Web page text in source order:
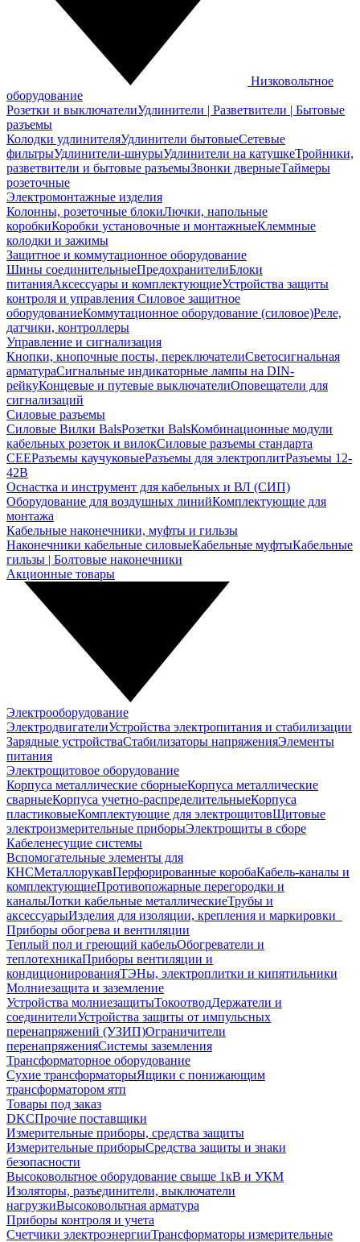
Низковольтное
оборудование
Розетки и выключателиУдлинители | Разветвители | Бытовые
разъемы
Колодки удлинителяУдлинители бытовыеСетевые
фильтрыУдлинители-шнурыУдлинители на катушкеТройники,
разветвители и бытовые разъемыЗвонки дверныеТаймеры
розеточные
Электромонтажные изделия
Колонны, розеточные блокиЛючки, напольные
коробкиКоробки установочные и монтажныеКлеммные
колодки и зажимы
Защитное и коммутационное оборудование
Шины соединительныеПредохранителиБлоки
питанияАксессуары и комплектующиеУстройства защиты
контроля и управления Силовое защитное
оборудованиеКоммутационное оборудование (силовое)Реле,
датчики, контроллеры
Управление и сигнализация
Кнопки, кнопочные посты, переключателиСветосигнальная
арматураСигнальные индикаторные лампы на DIN-
рейкуКонцевые и путевые выключателиОповещатели для
сигнализаций
Силовые разъемы
Силовые Вилки BalsРозетки BalsКомбинационные модули
кабельных розеток и вилокСиловые разъемы стандарта
CEEРазъемы каучуковыеРазъемы для электроплитРазъемы 12-
42В
Оснастка и инструмент для кабельных и ВЛ (СИП)
Оборудование для воздушных линийКомплектующие для
монтажа
Кабельные наконечники, муфты и гильзы
Наконечники кабельные силовыеКабельные муфтыКабельные
гильзы | Болтовые наконечники
Акционные товары
Электрооборудование
ЭлектродвигателиУстройства электропитания и стабилизации
Зарядные устройстваСтабилизаторы напряженияЭлементы
питания
Электрощитовое оборудование
Корпуса металлические сборныеКорпуса металлические
сварныеКорпуса учетно-распределительныеКорпуса
пластиковыеКомплектующие для электрощитовЩитовые
электроизмерительные приборыЭлектрощиты в сборе
Кабеленесущие системы
Вспомогательные элементы для
КНСМеталлорукавПерфорированные коробаКабель-каналы и
комплектующиеПротивопожарные перегородки и
каналыЛотки кабельные металлическиеТрубы и
аксессуарыИзделия для изоляции, крепления и маркировки
Приборы обогрева и вентиляции
Теплый пол и греющий кабельОбогреватели и
теплотехникаПриборы вентиляции и
кондиционированияТЭНы, электроплитки и кипятильники
Молниезащита и заземление
Устройства молниезащитыТокоотводДержатели и
соединителиУстройства защиты от импульсных
перенапряжений (УЗИП)Ограничители
перенапряженияСистемы заземления
Трансформаторное оборудование
Сухие трансформаторыЯщики с понижающим
трансформатором ятп
Товары под заказ
DKCПрочие поставщики
Измерительные приборы, средства защиты
Измерительные приборыСредства защиты и знаки
безопасности
Высоковольтное оборудование свыше 1кВ и УКМ
Изоляторы, разъединители, выключатели
нагрузкиВысоковольтная арматура
Приборы контроля и учета
Счетчики электроэнергииТрансформаторы измерительные